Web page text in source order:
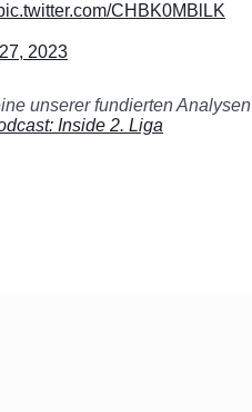
CHBK0MBlLK
2023
unserer fundierten
Inside 2. Liga